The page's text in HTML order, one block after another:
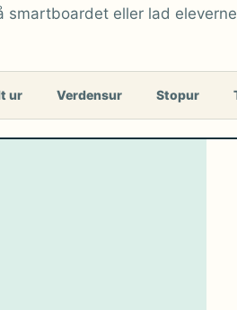
smartboardet eller lad
ur Verdensur Stopur